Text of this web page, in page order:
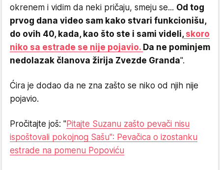
okrenem i vidim da neki pričaju, smeju se... Od tog
prvog dana video sam kako stvari funkcionišu,
do ovih 40, kada, kao što ste i sami videli,skoro
niko sa estrade se nije pojavio. Da ne pominjem
nedolazak članova žirija Zvezde Granda".
Ćira je dodao da ne zna zašto se niko od njih nije
pojavio.
Pročitajte još: "Pitajte Suzanu zašto pevači nisu
ispoštovali pokojnog Sašu": Pevačica o izostanku
estrade na pomenu Popoviću